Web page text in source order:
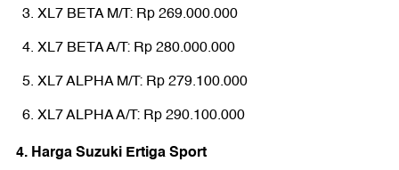
XL7 BETA M/T: Rp 269.000.000
XL7 BETA A/T: Rp 280.000.000
XL7 ALPHA M/T: Rp 279.100.000
XL7 ALPHA A/T: Rp 290.100.000
4. Harga Suzuki Ertiga Sport